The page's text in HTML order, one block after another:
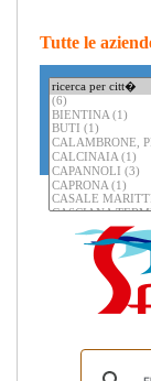
Tutte le